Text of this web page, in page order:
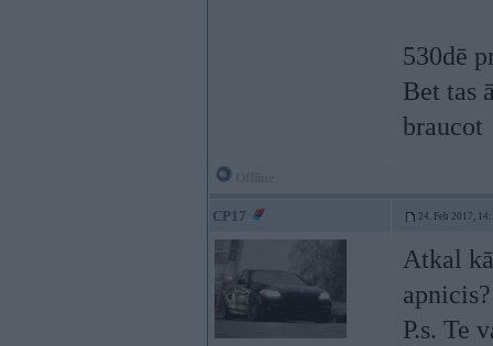
530dē
Bet tas
braucot
CP17 24. Feb 2017,
Atkal
P.s. Te